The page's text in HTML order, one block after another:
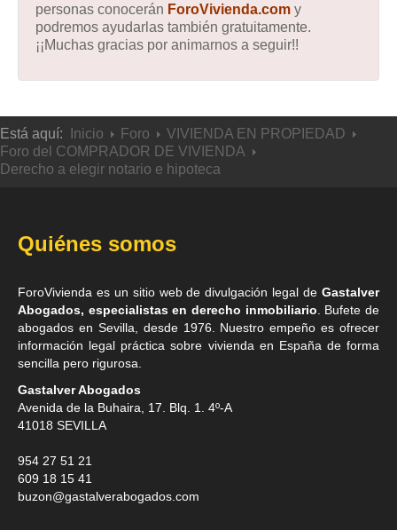
personas conocerán ForoVivienda.com y
podremos ayudarlas también gratuitamente.
¡¡Muchas gracias por animarnos a seguir!!
Está aquí: Inicio Foro
VIVIENDA EN PROPIEDAD
Foro del COMPRADOR DE VIVIENDA
Derecho a elegir notario e hipoteca
Quiénes somos
ForoVivienda es un sitio web de divulgación legal de Gastalver
Abogados, especialistas en derecho inmobiliario . Bufete de
abogados en Sevilla , desde 1976. Nuestro empeño es ofrecer
información legal práctica sobre vivienda en España de forma
sencilla pero rigurosa.
Gastalver Abogados
Avenida de la Buhaira, 17. Blq. 1. 4º-A
41018 SEVILLA
954 27 51 21
609 18 15 41
buzon@gastalverabogados.com